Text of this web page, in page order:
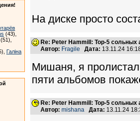
(43),
Галіна
На диске просто
Re: Peter Hammill: Top-5 сольных
Автор: Fragile Дата: 13.11.24
Мишаня, я
пяти альбомов
Re: Peter Hammill: Top-5 сольных
Автор: mishana Дата: 13.11.24